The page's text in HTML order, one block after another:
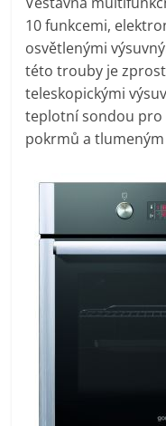
pračky,
mobilní
bazény
10 funkcemi,
osvětlenými
této trouby je
teleskopickými
teplotní sondou
pokrmů a